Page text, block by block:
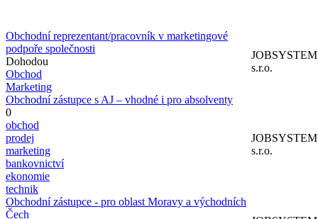
Obchodní reprezentant/pracovník v marketingové
podpoře společnosti
Dohodou
Obchod
Marketing
JOBSYSTEM
s.r.o.
Obchodní zástupce s AJ – vhodné i pro absolventy
0
obchod
prodej
marketing
bankovnictví
ekonomie
technik
JOBSYSTEM
s.r.o.
Obchodní zástupce - pro oblast Moravy a východních
Čech